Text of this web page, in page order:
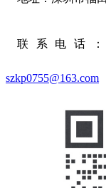
联系电话：
szkp0755@163.com